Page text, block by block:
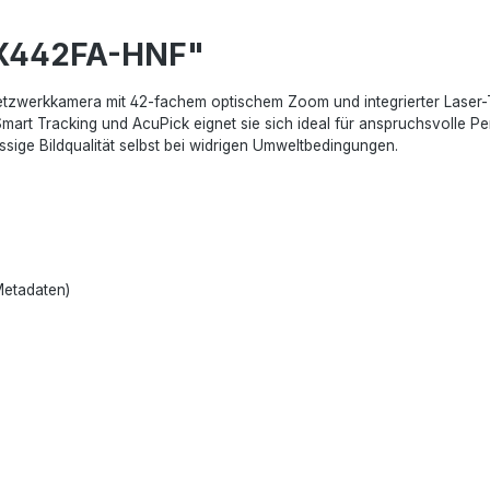
HNF"
mit 42-fachem optischem Zoom und integrierter
Tracking und AcuPick eignet sie sich ideal für anspruchsvolle
Bildqualität selbst bei widrigen Umweltbedingungen.